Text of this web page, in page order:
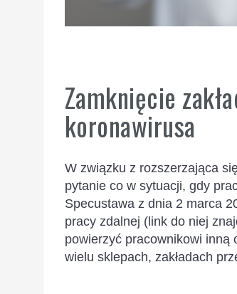
Zamknięcie
koronawirusa
W związku z rozszerzająca
pytanie co w sytuacji, gdy
Specustawa z dnia 2 marca
pracy zdalnej (link do niej
powierzyć pracownikowi inną
wielu sklepach, zakładach